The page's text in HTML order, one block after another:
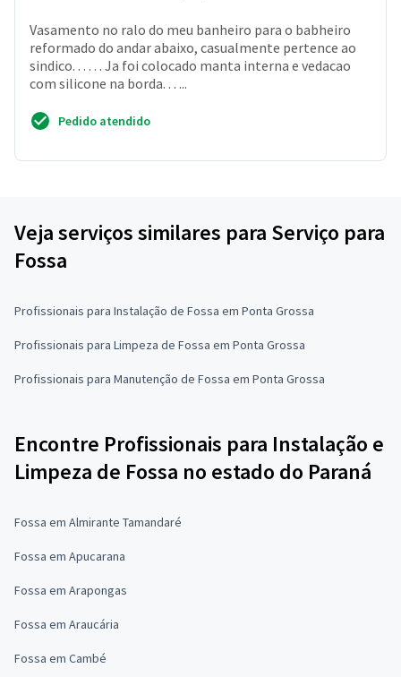
Vasamento no ralo do meu banheiro para o babheiro
reformado do andar abaixo, casualmente pertence ao
sindico. . . . . . Ja foi colocado manta interna e vedacao
com silicone na borda. . . ...
Pedido atendido
Veja serviços similares para Serviço para
Fossa
Profissionais para Instalação de Fossa em Ponta Grossa
Profissionais para Limpeza de Fossa em Ponta Grossa
Profissionais para Manutenção de Fossa em Ponta Grossa
Encontre Profissionais para Instalação e
Limpeza de Fossa no estado do Paraná
Fossa em Almirante Tamandaré
Fossa em Apucarana
Fossa em Arapongas
Fossa em Araucária
Fossa em Cambé